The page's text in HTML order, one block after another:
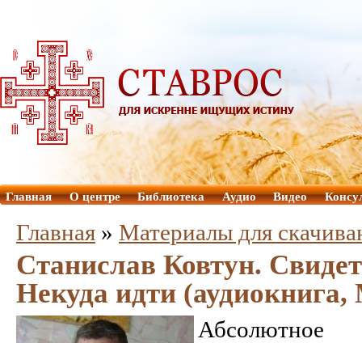
Главная О центре Библиотека Аудио Видео
Главная » Материалы для
Станислав Ковтун.
Некуда идти (аудиокнига,